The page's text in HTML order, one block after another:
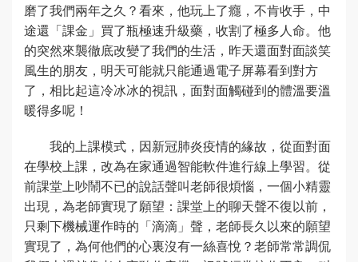
磨了我們兩年之久？看來，他玩上了癮，不肯收手，中
途還「課金」買了瓶極速升級藥，收割了極多人命。他
的突然來襲徹底改變了我們的生活，昨天還面對面談笑
風生的朋友，明天可能就只能通過電子屏幕看到對方
了，相比起這冷冰冰的視訊，面對面觸碰到的體溫要溫
暖得多呢！
我的上課模式，因新冠肺炎疫情的緣故，從面對面
在學校上課，改為在家通過智能軟件進行線上學習。從
前課堂上吵鬧不已的說話聲叫老師很煩惱，一個小精靈
出現，為老師實現了願望：課堂上的聊天聲不復以前，
只剩下機械運作時的「滴滴」聲，老師長久以來的願望
實現了，為何他們的心裏沒有一絲喜悅？老師常常調侃